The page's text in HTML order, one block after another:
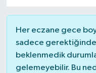
Her eczane gece
sadece gerektiğinde
beklenmedik
gelemeyebilir. Bu